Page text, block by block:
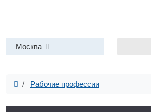
Москва
Рабочие профессии